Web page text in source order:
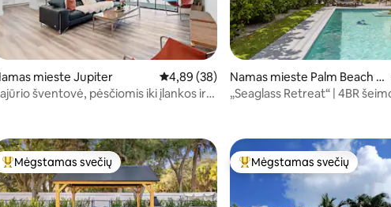
4,98 iš 5, atsiliepimų: 113
mieste Jupiter Vidutinis įvertinimas: 4,89 iš 5, atsiliepimų:
4,89 (38)
šventovė, pėsčiomis iki įlankos ir
Namas mieste Palm Beach G
ardens
„Seaglass Retreat“ | 4BR šeimos
Svečių mėgstamiausias
Mėgstamas svečių Svečių mėgstamiausias
Mėgstamas svečių